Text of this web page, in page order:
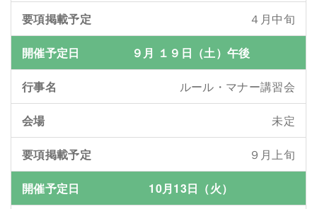
４月中旬
９月 １９日（土）午後
ルール・マナー講習会
未定
９月上旬
10月13日（火）